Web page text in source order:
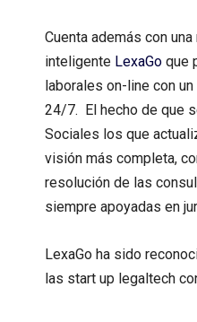
Cuenta además con
inteligente LexaGo que
laborales on-line con
24/7. El hecho de que
Sociales los que
visión más completa,
resolución de las
siempre apoyadas en
LexaGo ha sido
las start up legaltech